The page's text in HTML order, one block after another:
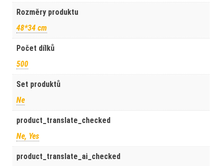
Rozměry produktu
48*34 cm
Počet dílků
500
Set produktů
Ne
product_translate_checked
Ne, Yes
product_translate_ai_checked